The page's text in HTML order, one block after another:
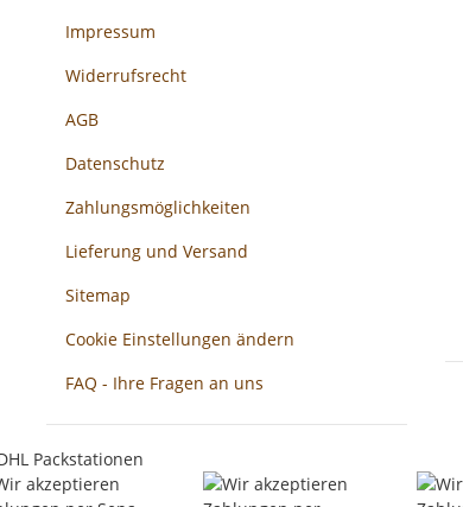
Impressum
Widerrufsrecht
AGB
Datenschutz
Zahlungsmöglichkeiten
Lieferung und Versand
Sitemap
Cookie Einstellungen ändern
FAQ - Ihre Fragen an uns